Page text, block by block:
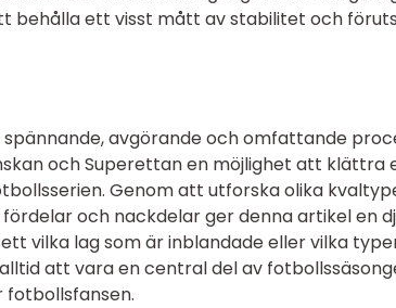
behålla ett visst mått av stabilitet och
spännande, avgörande och omfattande
och Superettan en möjlighet att klättra
Genom att utforska olika
och nackdelar ger denna artikel en
vilka lag som är inblandade eller vilka
att vara en central del av
fotbollsfansen.